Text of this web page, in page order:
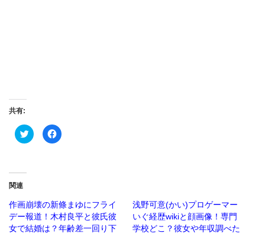
共有:
ク
リ
(新
し
い
ウ
ィ
Facebook
で
ッ
ク
し
て
く
関連
作画崩壊の新條まゆにフライ
デー報道！木村良平と彼氏彼
女で結婚は？年齢差一回り下
浅野可意(かい)プロゲーマー
いぐ経歴wikiと顔画像！専門
学校どこ？彼女や年収調べた